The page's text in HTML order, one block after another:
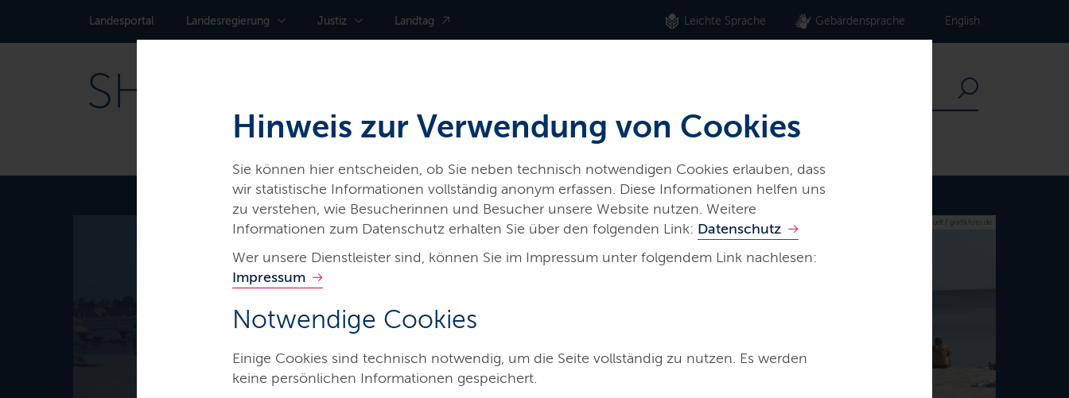
Hinweis zur Verwendung von Cookies
Sie können hier entscheiden, ob Sie neben technisch notwendigen Cookies erlauben, dass
wir statistische Informationen vollständig anonym erfassen. Diese Informationen helfen uns
zu verstehen, wie Besucherinnen und Besucher unsere Website nutzen. Weitere
Informationen zum Datenschutz erhalten Sie über den folgenden Link: Datenschutz
Wer unsere Dienstleister sind, können Sie im Impressum unter folgendem Link nachlesen:
Impressum
Notwendige Cookies
Einige Cookies sind technisch notwendig, um die Seite vollständig zu nutzen. Es werden
keine persönlichen Informationen gespeichert.
Landes­portal Landes­regierung Justiz Landtag Leichte Sprache Gebärdensprache English
Badegewässerqualität
© M. Staudt / grafikfoto.de